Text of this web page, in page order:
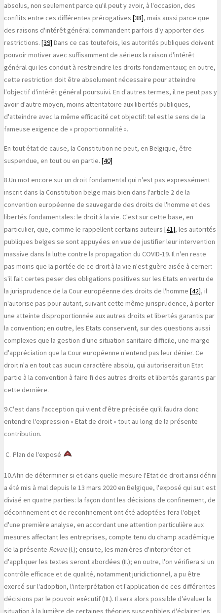
absolus, non seulement parce qu'il peut y avoir, à l'occasion, des
conflits entre ces différentes prérogatives [38], mais aussi parce que
des raisons d'intérêt général commandent parfois d'y apporter des
restrictions. [39] Dans ce cas toutefois, les autorités publiques doivent
pouvoir motiver avec suffisamment de sérieux la raison d'intérêt
général qui les conduit à restreindre les droits fondamentaux; en outre,
cette restriction doit être absolument nécessaire pour atteindre
l'objectif d'intérêt général poursuivi. En d'autres termes, il ne peut pas y
avoir d'autre moyen, moins attentatoire aux libertés publiques,
d'atteindre avec la même efficacité cet objectif: tel est le sens de la
fameuse exigence de « proportionnalité ».
En tout état de cause, la Constitution ne peut, en Belgique, être
suspendue, en tout ou en partie. [40]
8.Un mot encore sur un droit fondamental qui n'est pas expressément
inscrit dans la Constitution belge mais bien dans l'article 2 de la
convention européenne de sauvegarde des droits de l'homme et des
libertés fondamentales: le droit à la vie. C'est sur cette base, en
particulier, que, comme le rappellent certains auteurs [41], les autorités
publiques belges se sont appuyées en vue de justifier leur intervention
massive dans la lutte contre la propagation du COVID-19. Il n'en reste
pas moins que la portée de ce droit à la vie n'est guère aisée à cerner:
s'il fait certes peser des obligations positives sur les Etats en vertu de
la jurisprudence de la Cour européenne des droits de l'homme [42], il
n'autorise pas pour autant, suivant cette même jurisprudence, à porter
une atteinte disproportionnée aux autres droits et libertés garantis par
la convention; en outre, les Etats conservent, sur des questions aussi
complexes que la gestion d'une situation sanitaire difficile, une marge
d'appréciation que la Cour européenne n'entend pas leur dénier. Ce
droit n'a en tout cas aucun caractère absolu, qui autoriserait un Etat
partie à la convention à faire fi des autres droits et libertés garantis par
cette dernière.
9.C'est dans l'acception qui vient d'être précisée qu'il faudra donc
entendre l'expression « Etat de droit » tout au long de la présente
contribution.
C. Plan de l'exposé
10.Afin de déterminer si et dans quelle mesure l'Etat de droit ainsi défini
a été mis à mal depuis le 13 mars 2020 en Belgique, l'exposé qui suit est
divisé en quatre parties: la façon dont les décisions de confinement, de
déconfinement et de reconfinement ont été adoptées fera l'objet
d'une première analyse, en accordant une attention particulière aux
mesures affectant les entreprises, compte tenu du champ académique
de la présente Revue(I.); ensuite, les manières d'interpréter et
d'appliquer les textes seront abordées (II.); en outre, l'on vérifiera si un
contrôle efficace et de qualité, notamment juridictionnel, a pu être
exercé sur l'adoption, l'interprétation et l'application de ces différentes
décisions par le pouvoir exécutif (III.). Il sera alors possible d'évaluer la
situation à la lumière de certaines théories susceptibles d'éclairer les